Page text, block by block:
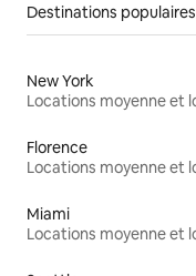
Destinations
New York
Florence
Miami